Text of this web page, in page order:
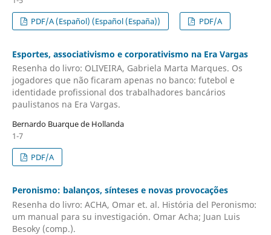
PDF/A (Español) (Español (España))
PDF/A
Esportes, associativismo e corporativismo na Era Vargas
Resenha do livro: OLIVEIRA, Gabriela Marta Marques. Os
jogadores que não ficaram apenas no banco: futebol e
identidade profissional dos trabalhadores bancários
paulistanos na Era Vargas.
Bernardo Buarque de Hollanda
1-7
PDF/A
Peronismo: balanços, sínteses e novas provocações
Resenha do livro: ACHA, Omar et. al. História del Peronismo:
um manual para su investigación. Omar Acha; Juan Luis
Besoky (comp.).